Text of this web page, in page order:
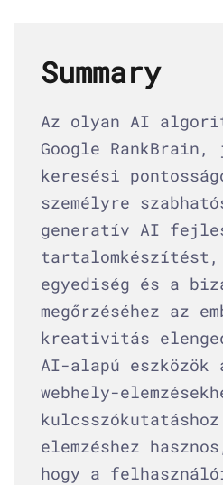
Summary
Az olyan AI
Google
keresési
személyre
generatív AI
tartalomkészítést,
egyediség és a
megőrzéséhez az
kreativitás
AI-alapú eszközök
webhely-
elemzéshez
hogy a